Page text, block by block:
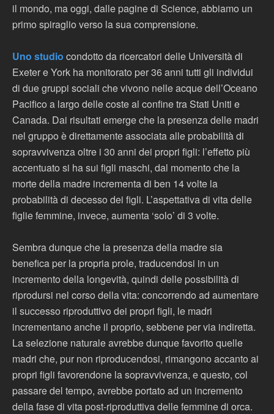
il mondo, ma oggi, dalle pagine di Science, abbiamo un
primo spiraglio verso la sua comprensione.
Uno studio condotto da ricercatori delle Università di
Exeter e York ha monitorato per 36 anni tutti gli individui
di due gruppi sociali che vivono nelle acque dell’Oceano
Pacifico a largo delle coste al confine tra Stati Uniti e
Canada. Dai risultati emerge che la presenza delle madri
nel gruppo è direttamente associata alle probabilità di
sopravvivenza oltre i 30 anni dei propri figli: l’effetto più
accentuato si ha sui figli maschi, dal momento che la
morte della madre incrementa di ben 14 volte la
probabilità di decesso dei figli. L’aspettativa di vita delle
figlie femmine, invece, aumenta ‘solo’ di 3 volte.
Sembra dunque che la presenza della madre sia
benefica per la propria prole, traducendosi in un
incremento della longevità, quindi delle possibilità di
riprodursi nel corso della vita: concorrendo ad aumentare
il successo riproduttivo dei propri figli, le madri
incrementano anche il proprio, sebbene per via indiretta.
La selezione naturale avrebbe dunque favorito quelle
madri che, pur non riproducendosi, rimangono accanto ai
propri figli favorendone la sopravvivenza, e questo, col
passare del tempo, avrebbe portato ad un incremento
della fase di vita post-riproduttiva delle femmine di orca.